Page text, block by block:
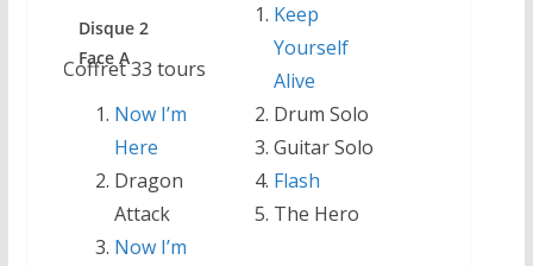
Coffret 33 tours
Disque 2
Face A
Now I’m
Here
Dragon
Attack
Now I’m
Keep
Yourself
Alive
Drum Solo
Guitar Solo
Flash
The Hero